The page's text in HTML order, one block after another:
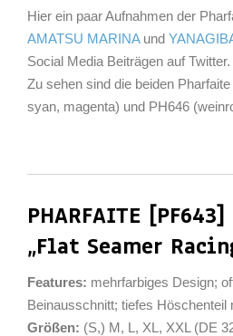
Hier ein paar Aufnahmen der
AMATSU MARINAund
Social Media Beiträgen auf Twitter.
Zu sehen sind die beiden
syan, magenta) und PH646
PHARFAITE
„Flat Seamer
Features: mehrfarbiges Design;
Beinausschnitt; tiefes Höschenteil
Größen: (S,) M, L, XL, XXL (DE